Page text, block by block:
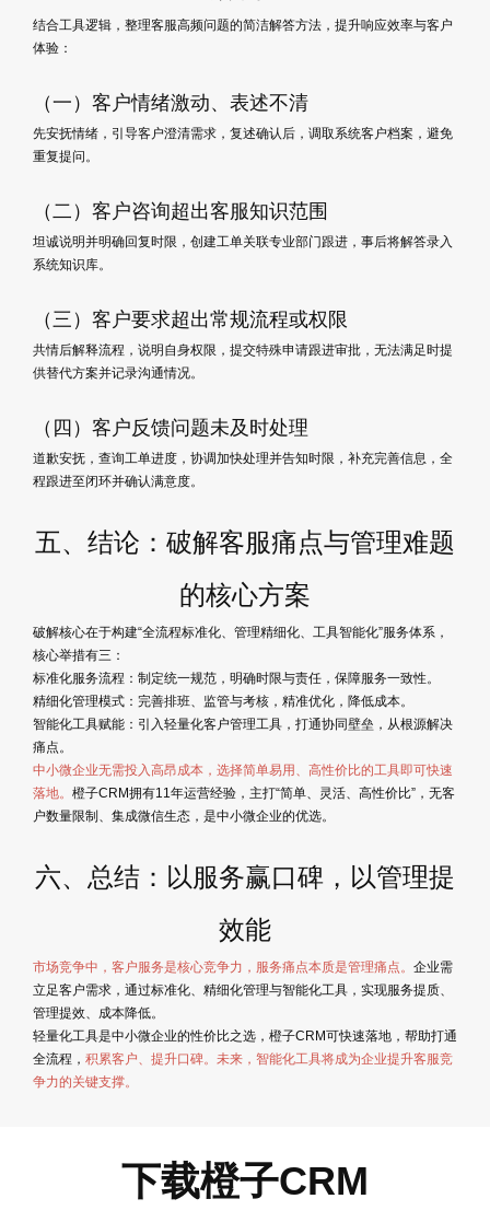
结合工具逻辑，整理客服高频问题的简洁解答方法，提升响应效率与客户
体验：
（一）客户情绪激动、表述不清
先安抚情绪，引导客户澄清需求，复述确认后，调取系统客户档案，避免
重复提问。
（二）客户咨询超出客服知识范围
坦诚说明并明确回复时限，创建工单关联专业部门跟进，事后将解答录入
系统知识库。
（三）客户要求超出常规流程或权限
共情后解释流程，说明自身权限，提交特殊申请跟进审批，无法满足时提
供替代方案并记录沟通情况。
（四）客户反馈问题未及时处理
道歉安抚，查询工单进度，协调加快处理并告知时限，补充完善信息，全
程跟进至闭环并确认满意度。
五、结论：破解客服痛点与管理难题
的核心方案
破解核心在于构建“全流程标准化、管理精细化、工具智能化”服务体系，
核心举措有三：
标准化服务流程：制定统一规范，明确时限与责任，保障服务一致性。
精细化管理模式：完善排班、监管与考核，精准优化，降低成本。
智能化工具赋能：引入轻量化客户管理工具，打通协同壁垒，从根源解决
痛点。
中小微企业无需投入高昂成本，选择简单易用、高性价比的工具即可快速
落地。 橙子CRM拥有11年运营经验，主打“简单、灵活、高性价比”，无客
户数量限制、集成微信生态，是中小微企业的优选。
六、总结：以服务赢口碑，以管理提
效能
市场竞争中，客户服务是核心竞争力，服务痛点本质是管理痛点。 企业需
立足客户需求，通过标准化、精细化管理与智能化工具，实现服务提质、
管理提效、成本降低。
轻量化工具是中小微企业的性价比之选，橙子CRM可快速落地，帮助打通
全流程， 积累客户、提升口碑。未来，智能化工具将成为企业提升客服竞
争力的关键支撑。
下载橙子CRM